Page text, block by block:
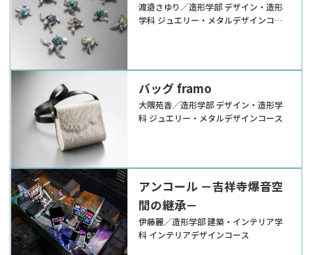
渡邉さゆり／造形学部 デザイン・造形
学科 ジュエリー・メタルデザインコー
バッグ framo
大隈苑香／造形学部 デザイン・造形学
科 ジュエリー・メタルデザインコース
アンコール －吉祥寺爆音空
間の継承－
伊藤麗／造形学部 建築・インテリア学
科 インテリアデザインコース